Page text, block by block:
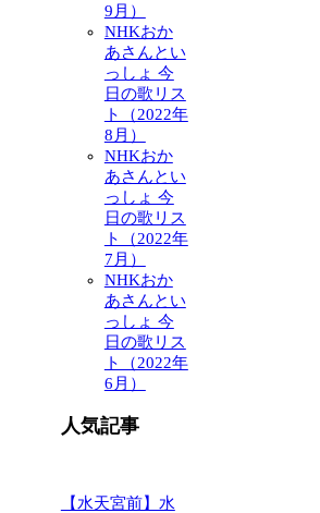
9月）
NHKおか
あさんとい
っしょ 今
日の歌リス
ト（2022年
8月）
NHKおか
あさんとい
っしょ 今
日の歌リス
ト（2022年
7月）
NHKおか
あさんとい
っしょ 今
日の歌リス
ト（2022年
6月）
人気記事
【水天宮前】水